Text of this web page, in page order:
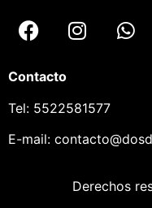
Contacto
Tel: 5522581577
E-mail:
Derechos